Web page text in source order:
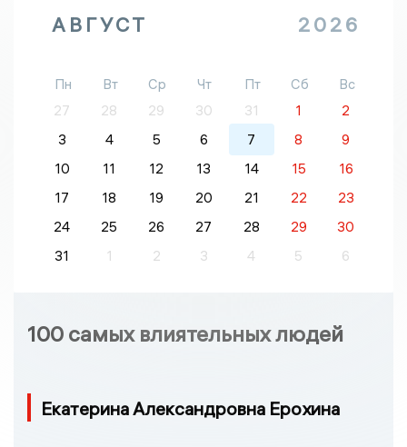
АВГУСТ 2026
Пн Вт Ср Чт Пт Сб
Вс
27
28 29 30 31 1
2
3
4 5 6 7 8
9
10
11 12 13 14 15
16
17
18 19 20 21 22
23
24
25 26 27 28 29
30
31
1 2 3 4 5 6
100 самых влиятельных людей
Екатерина Александровна Ерохина